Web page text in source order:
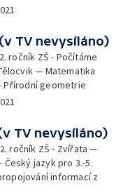
TV nevysíláno)
ročník ZŠ - Počítáme
— Matematika
Přírodní geometrie
TV nevysíláno)
ročník ZŠ - Zvířata —
jazyk pro 3.-5.
informací z